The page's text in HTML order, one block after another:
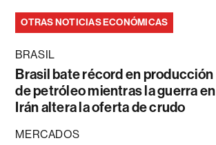
OTRAS NOTICIAS ECONÓMICAS
BRASIL
Brasil bate récord en producción
de petróleo mientras la guerra en
Irán altera la oferta de crudo
MERCADOS